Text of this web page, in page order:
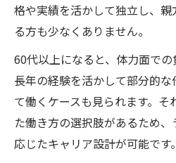
格や実績を活かして独立し、
る方も少なくありません。
60代以上になると、体力面での
長年の経験を活かして部分的
て働くケースも見られます。
た働き方の選択肢があるため
応じたキャリア設計が可能です。